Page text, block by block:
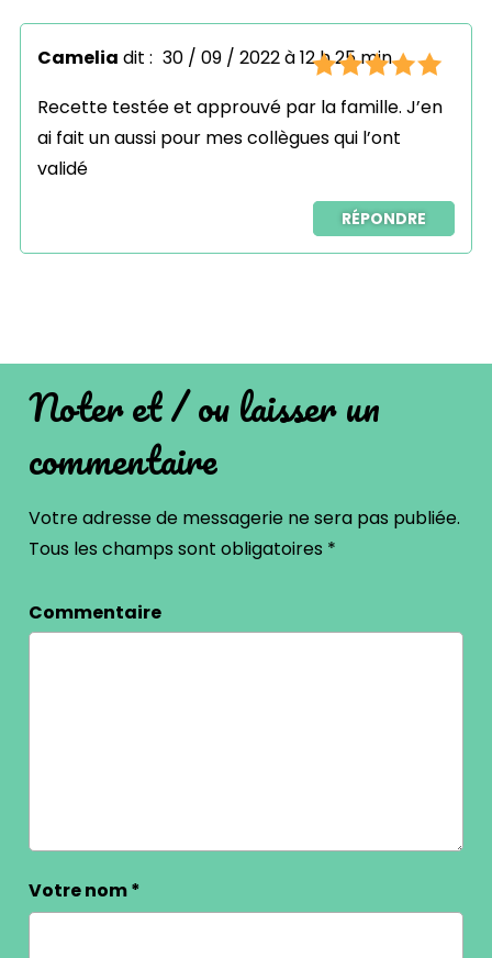
Camelia dit : 30 / 09 / 2022 à 12 h 25 min
Recette testée et approuvé par la famille. J’en
ai fait un aussi pour mes collègues qui l’ont
validé
RÉPONDRE
Noter et / ou laisser un
commentaire
Votre adresse de messagerie ne sera pas publiée.
Tous les champs sont obligatoires *
Commentaire
Votre nom*